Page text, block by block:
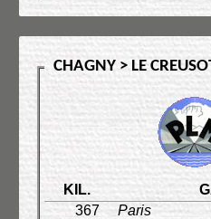
CHAGNY > LE
KIL.
367 Paris